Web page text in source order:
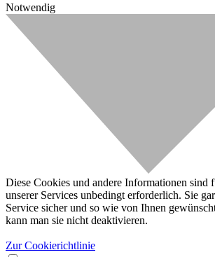
Notwendig
Diese Cookies und andere Informationen sind
unserer Services unbedingt erforderlich. Sie
Service sicher und so wie von Ihnen
kann man sie nicht deaktivieren.
Zur Cookierichtlinie